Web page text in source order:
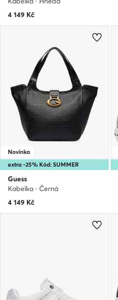
4 149 Kč
extra -25% Kód: SUMMER
Novinka
Guess
Kabelka · Černá
4 149 Kč